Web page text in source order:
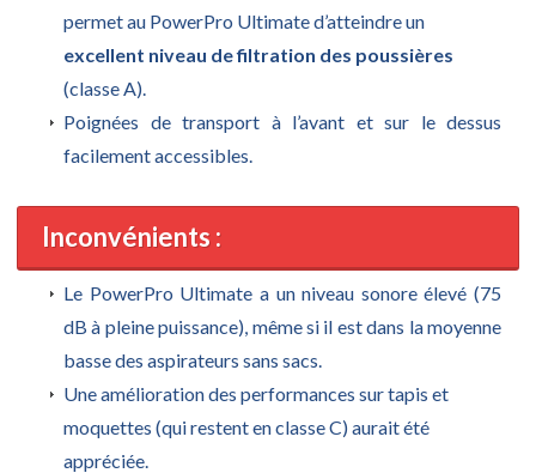
permet au PowerPro Ultimate d’atteindre un
excellent niveau de filtration des poussières
(classe A).
Poignées de transport à l’avant et sur le dessus
facilement accessibles.
Inconvénients :
Le PowerPro Ultimate a un niveau sonore élevé (75
dB à pleine puissance), même si il est dans la moyenne
basse des aspirateurs sans sacs.
Une amélioration des performances sur tapis et
moquettes (qui restent en classe C) aurait été
appréciée.